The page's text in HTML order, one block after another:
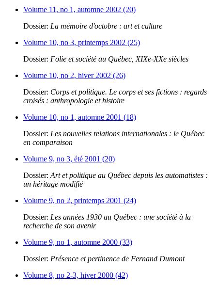
Volume 11, no 1, automne 2002 (20)
Dossier: La mémoire d'octobre : art et culture
Volume 10, no 3, printemps 2002 (25)
Dossier: Folie et société au Québec, XIXe-XXe siècles
Volume 10, no 2, hiver 2002 (26)
Dossier: Corps et politique. Le corps et ses fictions : regards
croisés : anthropologie et histoire
Volume 10, no 1, automne 2001 (18)
Dossier: Les nouvelles relations internationales : le Québec
en comparaison
Volume 9, no 3, été 2001 (20)
Dossier:Art et politique au Québec depuis les automatistes :
un héritage modifié
Volume 9, no 2, printemps 2001 (24)
Dossier: Les années 1930 au Québec : une société à la
recherche de son avenir
Volume 9, no 1, automne 2000 (33)
Dossier: Présence et pertinence de Fernand Dumont
Volume 8, no 2-3, hiver 2000 (42)